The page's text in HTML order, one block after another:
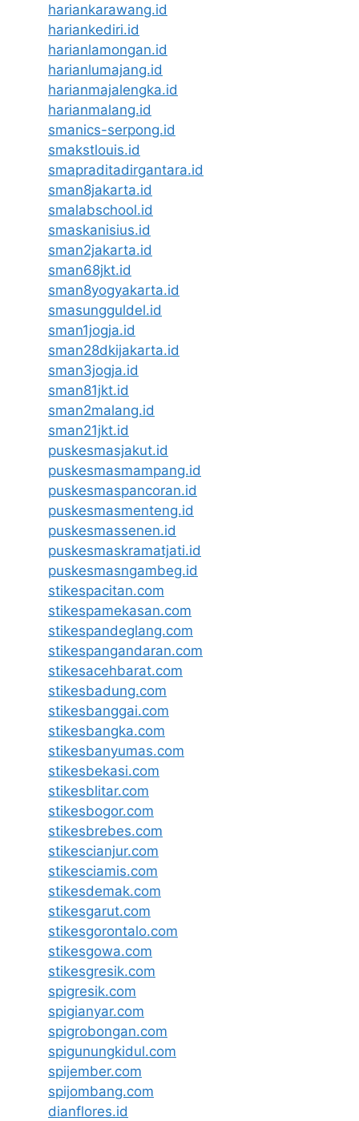
hariankarawang.id
hariankediri.id
harianlamongan.id
harianlumajang.id
harianmajalengka.id
harianmalang.id
smanics-serpong.id
smakstlouis.id
smapraditadirgantara.id
sman8jakarta.id
smalabschool.id
smaskanisius.id
sman2jakarta.id
sman68jkt.id
sman8yogyakarta.id
smasungguldel.id
sman1jogja.id
sman28dkijakarta.id
sman3jogja.id
sman81jkt.id
sman2malang.id
sman21jkt.id
puskesmasjakut.id
puskesmasmampang.id
puskesmaspancoran.id
puskesmasmenteng.id
puskesmassenen.id
puskesmaskramatjati.id
puskesmasngambeg.id
stikespacitan.com
stikespamekasan.com
stikespandeglang.com
stikespangandaran.com
stikesacehbarat.com
stikesbadung.com
stikesbanggai.com
stikesbangka.com
stikesbanyumas.com
stikesbekasi.com
stikesblitar.com
stikesbogor.com
stikesbrebes.com
stikescianjur.com
stikesciamis.com
stikesdemak.com
stikesgarut.com
stikesgorontalo.com
stikesgowa.com
stikesgresik.com
spigresik.com
spigianyar.com
spigrobongan.com
spigunungkidul.com
spijember.com
spijombang.com
dianflores.id